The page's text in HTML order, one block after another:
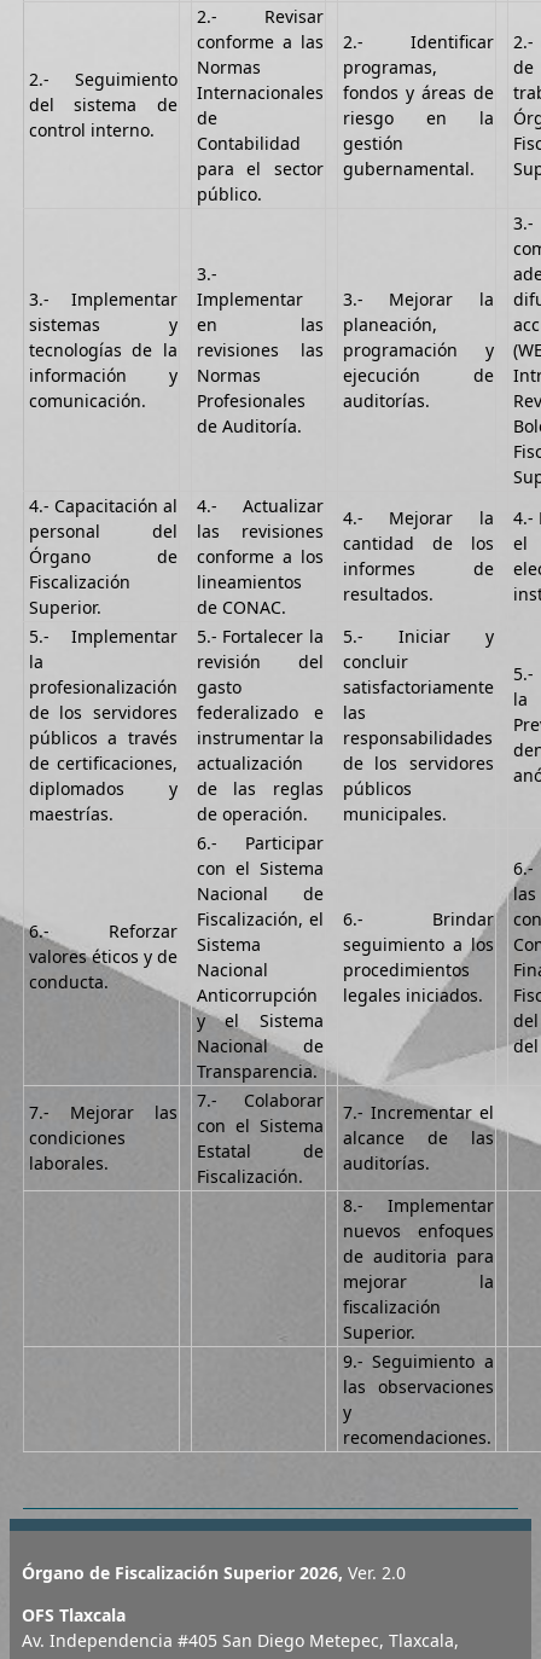
2.- Seguimiento
del sistema de
control interno.
2.- Revisar
conforme a las
Normas
Internacionales
de
Contabilidad
para el sector
público.
2.- Identificar
programas,
fondos y áreas de
riesgo en la
gestión
gubernamental.
3.- Implementar
sistemas y
tecnologías de la
información y
comunicación.
3.-
Implementar
en las
revisiones las
Normas
Profesionales
de Auditoría.
3.- Mejorar la
planeación,
programación y
ejecución de
auditorías.
4.- Capacitación al
personal del
Órgano de
Fiscalización
Superior.
4.- Actualizar
las revisiones
conforme a los
lineamientos
de CONAC.
4.- Mejorar la
cantidad de los
informes de
resultados.
4.-
el
5.- Implementar
la
profesionalización
de los servidores
públicos a través
de certificaciones,
diplomados y
maestrías.
5.- Fortalecer la
revisión del
gasto
federalizado e
instrumentar la
actualización
de las reglas
de operación.
5.- Iniciar y
concluir
satisfactoriamente
las
responsabilidades
de los servidores
públicos
municipales.
la
6.- Reforzar
valores éticos y de
conducta.
6.- Participar
con el Sistema
Nacional de
Fiscalización, el
Sistema
Nacional
Anticorrupción
y el Sistema
Nacional de
Transparencia.
6.- Brindar
seguimiento a los
procedimientos
legales iniciados.
6.-
del
7.- Mejorar las
condiciones
laborales.
7.- Colaborar
con el Sistema
Estatal de
Fiscalización.
7.- Incrementar el
alcance de las
auditorías.
8.- Implementar
nuevos enfoques
de auditoria para
mejorar la
fiscalización
Superior.
9.- Seguimiento a
las observaciones
y
recomendaciones.
Órgano de Fiscalización Superior 2026, Ver. 2.0
OFS Tlaxcala
Av. Independencia #405 San Diego Metepec, Tlaxcala,